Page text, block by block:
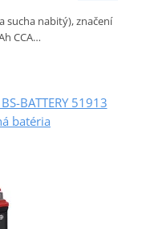
sucha nabitý), značení
CCA…
BATTERY 51913
batéria